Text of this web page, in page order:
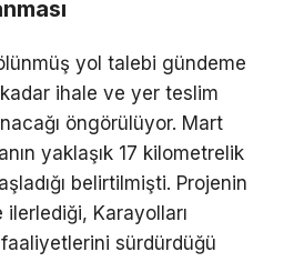
yol talebi gündeme
ihale ve yer teslim
öngörülüyor. Mart
yaklaşık 17 kilometrelik
belirtilmişti. Projenin
Karayolları
sürdürdüğü